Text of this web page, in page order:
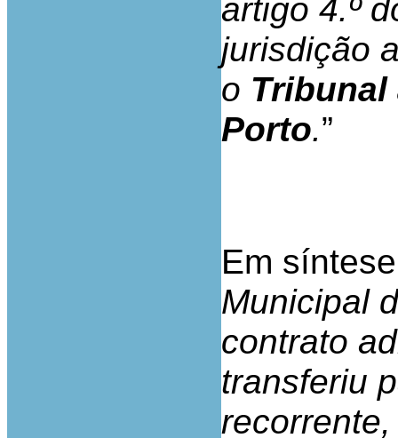
artigo 4.º
jurisdição
o
Porto.”
Em
Municipal
contrato
transferiu